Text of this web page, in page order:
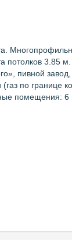
потолков 3.85
пивной
по границе